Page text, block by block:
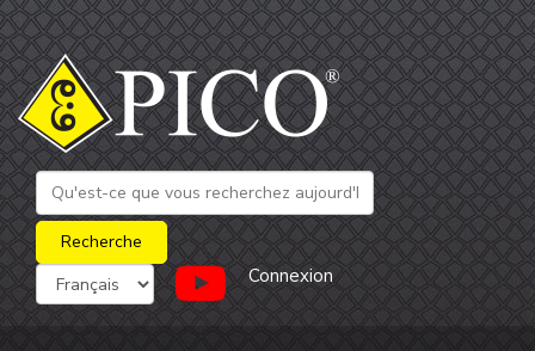
Connexion